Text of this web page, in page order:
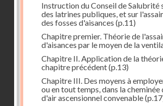
Instruction du Conseil de Salubrité
des latrines publiques, et sur
des fosses d'aisances (p.11)
Chapitre premier. Théorie de
d'aisances par le moyen de la
Chapitre II. Application de la
chapitre précédent(p.13)
Chapitre III. Des moyens à
ou en tout temps, dans la
d'air ascensionnel convenable